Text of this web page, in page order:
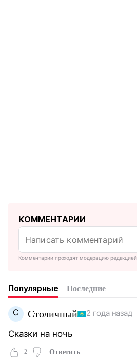
КОММЕНТАРИИ
Комментарии проходят модерацию редакцией
Популярные Последние
С Столичный 2 года назад
Сказки на ночь
2 Ответить